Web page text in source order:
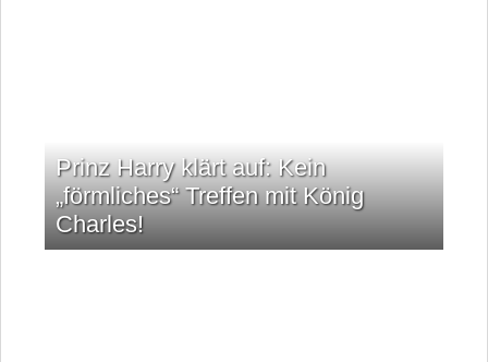
Prinz Harry klärt auf: Kein
„förmliches“ Treffen mit König
Charles!